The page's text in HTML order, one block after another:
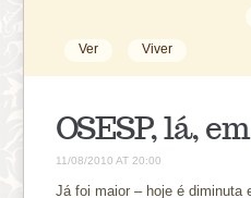
Ver Viver
OSESP, lá,
11/08/2010 AT 20:00
Já foi maior – hoje é diminuta